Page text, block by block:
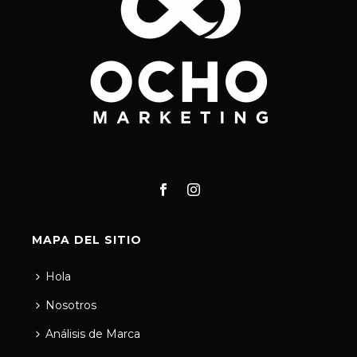
MAPA DEL SITIO
Hola
Nosotros
Análisis de Marca